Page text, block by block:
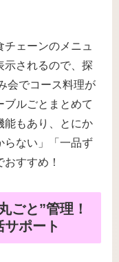
ェーンのメニュ
示されるので、探
会でコース料理が
ルごとまとめて
能もあり、とにか
らない」「一品ず
すすめ！
ごと”管理！
ポート